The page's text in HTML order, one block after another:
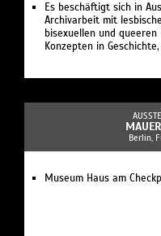
Es beschäftigt sich in
Archivarbeit mit
bisexuellen und queeren
Konzepten in
Berlin,
Museum Haus am